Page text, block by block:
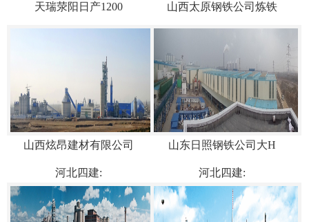
天瑞荥阳日产1200 山西太原钢铁公司炼铁
山西炫昂建材有限公司 山东日照钢铁公司大H
河北四建: 河北四建: